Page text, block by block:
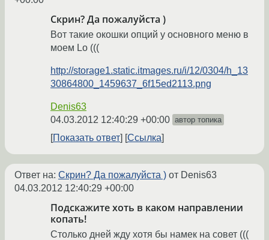
Скрин? Да пожалуйста )
Вот такие окошки опций у основного меню в
моем Lo (((
http://storage1.static.itmages.ru/i/12/0304/h_13
30864800_1459637_6f15ed2113.png
Denis63
04.03.2012 12:40:29 +00:00 автор топика
Показать ответ Ссылка
Ответ на: Скрин? Да пожалуйста ) от Denis63
04.03.2012 12:40:29 +00:00
Подскажите хоть в каком направлении
копать!
Столько дней жду хотя бы намек на совет (((